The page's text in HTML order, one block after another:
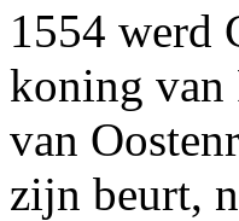
1554 werd
koning van
van
zijn beurt,